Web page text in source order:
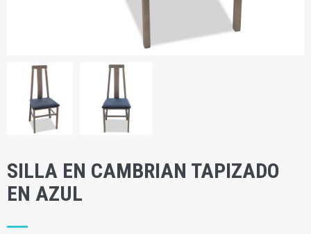
SILLA EN CAMBRIAN TAPIZADO
EN AZUL